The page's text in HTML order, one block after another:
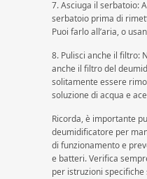
7. Asciuga il serbatoio:
serbatoio prima di
Puoi farlo all’aria, o
8. Pulisci anche il filtro:
anche il filtro del
solitamente essere
soluzione di acqua e
Ricorda, è importante
deumidificatore per
di funzionamento e
e batteri. Verifica
per istruzioni